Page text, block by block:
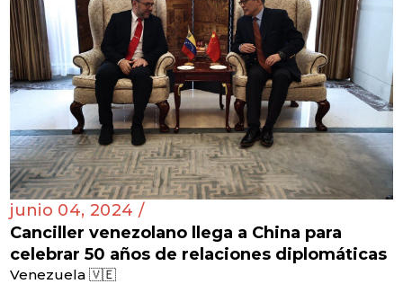
junio 04, 2024 /
Canciller venezolano llega a China para
celebrar 50 años de relaciones diplomáticas
Venezuela 🇻🇪